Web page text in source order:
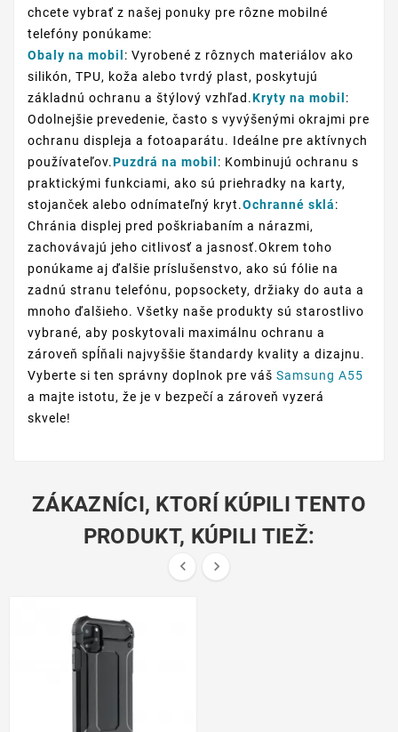
chcete vybrať z našej ponuky pre rôzne mobilné
telefóny ponúkame:
Obaly na mobil : Vyrobené z rôznych materiálov ako
silikón, TPU, koža alebo tvrdý plast, poskytujú
základnú ochranu a štýlový vzhľad.Kryty na mobil :
Odolnejšie prevedenie, často s vyvýšenými okrajmi pre
ochranu displeja a fotoaparátu. Ideálne pre aktívnych
používateľov.Puzdrá na mobil : Kombinujú ochranu s
praktickými funkciami, ako sú priehradky na karty,
stojanček alebo odnímateľný kryt.Ochranné sklá:
Chránia displej pred poškriabaním a nárazmi,
zachovávajú jeho citlivosť a jasnosť.Okrem toho
ponúkame aj ďalšie príslušenstvo, ako sú fólie na
zadnú stranu telefónu, popsockety, držiaky do auta a
mnoho ďalšieho. Všetky naše produkty sú starostlivo
vybrané, aby poskytovali maximálnu ochranu a
zároveň spĺňali najvyššie štandardy kvality a dizajnu.
Vyberte si ten správny doplnok pre váš Samsung A55
a majte istotu, že je v bezpečí a zároveň vyzerá
skvele!
ZÁKAZNÍCI, KTORÍ KÚPILI TENTO
PRODUKT, KÚPILI TIEŽ:
 